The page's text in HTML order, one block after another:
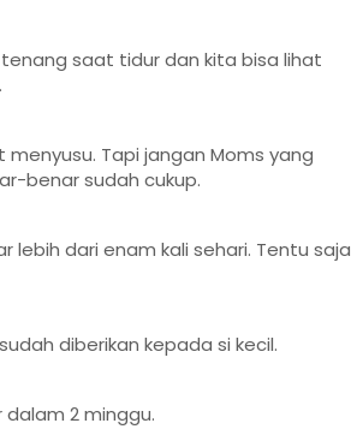
saat tidur dan kita bisa lihat
Tapi jangan Moms yang
benar sudah cukup.
lebih dari enam kali sehari. Tentu saja
diberikan kepada si kecil.
2 minggu.